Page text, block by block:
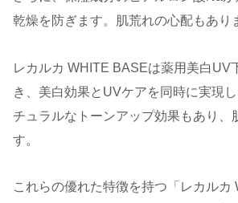
乾燥を防ぎます。肌荒れの心配もあり
レカルカ WHITE BASEは薬用美白UV
き、美白効果とUVケアを同時に実現
チュラルなトーンアップ効果もあり、
す。
これらの優れた特徴を持つ「レカルカ